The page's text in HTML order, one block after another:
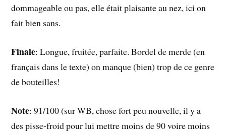
dommageable ou pas, elle était plaisante au nez, ici on
fait bien sans.
Finale: Longue, fruitée, parfaite. Bordel de merde (en
français dans le texte) on manque (bien) trop de ce genre
de bouteilles!
Note: 91/100 (sur WB, chose fort peu nouvelle, il y a
des pisse-froid pour lui mettre moins de 90 voire moins